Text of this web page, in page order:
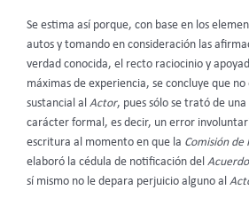
Se estima así porque, con base en los
autos y tomando en consideración las
verdad conocida, el recto raciocinio y
máximas de experiencia, se concluye que
sustancial al Actor, pues sólo se trató de
carácter formal, es decir, un error
escritura al momento en que la Comisión de
elaboró la cédula de notificación del
sí mismo no le depara perjuicio alguno al